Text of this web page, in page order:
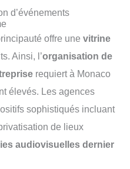
d’événements
offre une vitrine
Ainsi, l’organisation de
requiert à Monaco
élevés. Les agences
sophistiqués incluant
de lieux
audiovisuelles dernier